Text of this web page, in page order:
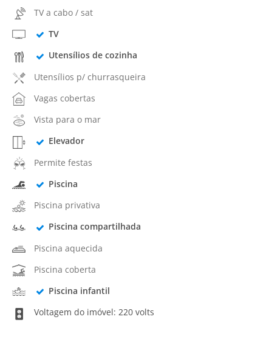
TV a cabo / sat
TV
Utensílios de cozinha
Utensílios p/ churrasqueira
Vagas cobertas
Vista para o mar
Elevador
Permite festas
Piscina
Piscina privativa
Piscina compartilhada
Piscina aquecida
Piscina coberta
Piscina infantil
Voltagem do imóvel: 220 volts